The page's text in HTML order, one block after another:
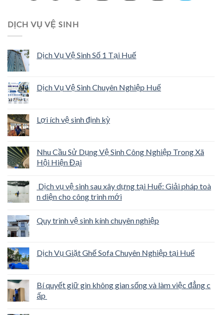
DỊCH VỤ VỆ SINH
Dịch Vụ Vệ Sinh Số 1 Tại Huế
Dịch Vụ Vệ Sinh Chuyên Nghiệp Huế
Lợi ích vệ sinh định kỳ
Nhu Cầu Sử Dụng Vệ Sinh Công Nghiệp Trong Xã
Hội Hiện Đại
Dịch vụ vệ sinh sau xây dựng tại Huế: Giải pháp toà
n diện cho công trình mới
Quy trình vệ sinh kính chuyên nghiệp
Dịch Vụ Giặt Ghế Sofa Chuyên Nghiệp tại Huế
Bí quyết giữ gìn không gian sống và làm việc đẳng c
ấp